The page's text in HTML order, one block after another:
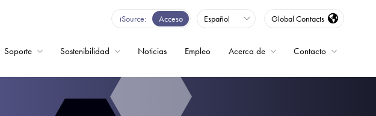
iSource Acceso Español Global Contacts
Soporte Sostenibilidad Noticias Empleo Acerca de Contacto
Variadores de frecuencia